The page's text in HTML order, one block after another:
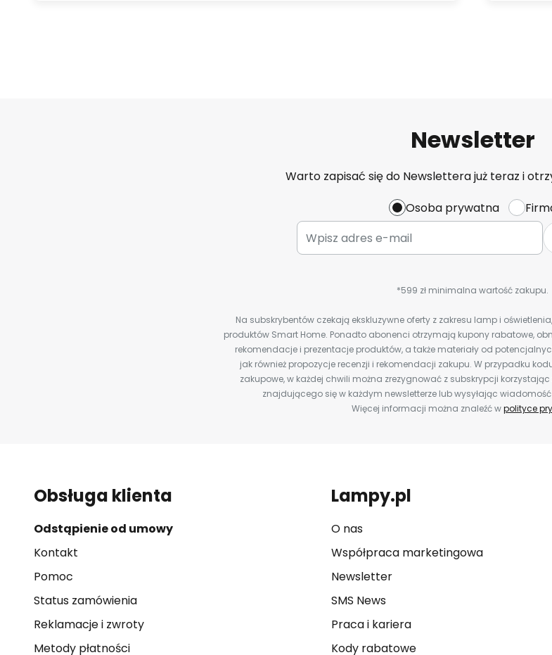
Newsletter
Warto zapisać się do Newslettera już teraz i
Osoba prywatna
*599 zł minimalna wartość zakupu.
Na subskrybentów czekają ekskluzywne oferty z zakresu lamp i
produktów Smart Home. Ponadto abonenci otrzymają kupony rabatowe,
rekomendacje i prezentacje produktów, a także materiały od
jak również propozycje recenzji i rekomendacji zakupu. W przypadku
zakupowe, w każdej chwili można zrezygnować z subskrypcji
znajdującego się w każdym newsletterze lub wysyłając
Więcej informacji można znaleźć wpolityce
Obsługa klienta
Odstąpienie od umowy
Kontakt
Pomoc
Status zamówienia
Reklamacje i zwroty
Metody płatności
Lampy.pl
O nas
Współpraca marketingowa
Newsletter
SMS News
Praca i kariera
Kody rabatowe